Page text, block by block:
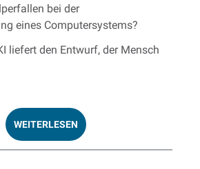
bei der
eines Computersystems?
liefert den Entwurf, der Mensch
WEITERLESEN